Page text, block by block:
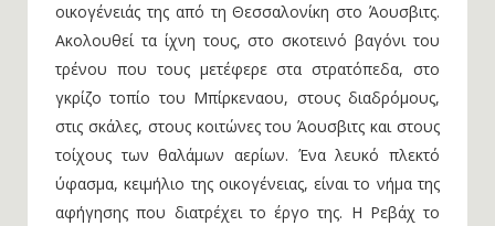
οικογένειάς της από τη Θεσσαλονίκη στο Άουσβιτς.
Ακολουθεί τα ίχνη τους, στο σκοτεινό βαγόνι του
τρένου που τους μετέφερε στα στρατόπεδα, στο
γκρίζο τοπίο του Μπίρκεναου, στους διαδρόμους,
στις σκάλες, στους κοιτώνες του Άουσβιτς και στους
τοίχους των θαλάμων αερίων. Ένα λευκό πλεκτό
ύφασμα, κειμήλιο της οικογένειας, είναι το νήμα της
αφήγησης που διατρέχει το έργο της. Η Ρεβάχ το